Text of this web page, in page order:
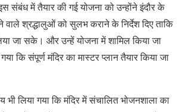
संबंध में तैयार की गई योजना को उन्होंने इंदौर के
वाले श्रद्धालुओं को सुलभ कराने के निर्देश दिए ताकि
जा सके। और उन्हें योजना में शामिल किया जा
कि संपूर्ण मंदिर का मास्टर प्लान तैयार किया जा
लिया गया कि मंदिर में संचालित भोजनशाला का